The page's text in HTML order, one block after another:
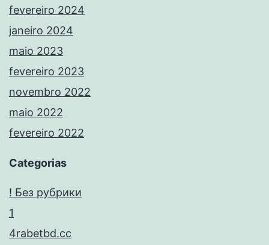
fevereiro 2024
janeiro 2024
maio 2023
fevereiro 2023
novembro 2022
maio 2022
fevereiro 2022
Categorias
! Без рубрики
1
4rabetbd.cc